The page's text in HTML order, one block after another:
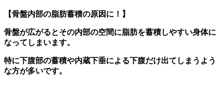
【骨盤内部の脂肪蓄積の原因に！】
骨盤が広がるとその内部の空間に脂肪を蓄積しやすい身体に
なってしまいます。
特に下腹部の蓄積や内蔵下垂による下腹だけ出てしまうよう
な方が多いです。